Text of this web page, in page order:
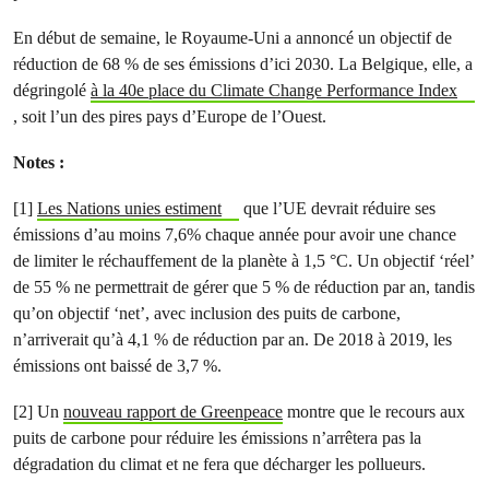
En début de semaine, le Royaume-Uni a annoncé un objectif de
réduction de 68 % de ses émissions d’ici 2030. La Belgique, elle, a
dégringolé à la 40e place du Climate Change Performance Index
, soit l’un des pires pays d’Europe de l’Ouest.
Notes :
[1] Les Nations unies estiment
que l’UE devrait réduire ses
émissions d’au moins 7,6% chaque année pour avoir une chance
de limiter le réchauffement de la planète à 1,5 °C. Un objectif ‘réel’
de 55 % ne permettrait de gérer que 5 % de réduction par an, tandis
qu’on objectif ‘net’, avec inclusion des puits de carbone,
n’arriverait qu’à 4,1 % de réduction par an. De 2018 à 2019, les
émissions ont baissé de 3,7 %.
[2] Un nouveau rapport de Greenpeace montre que le recours aux
puits de carbone pour réduire les émissions n’arrêtera pas la
dégradation du climat et ne fera que décharger les pollueurs.